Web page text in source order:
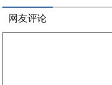
网友评论